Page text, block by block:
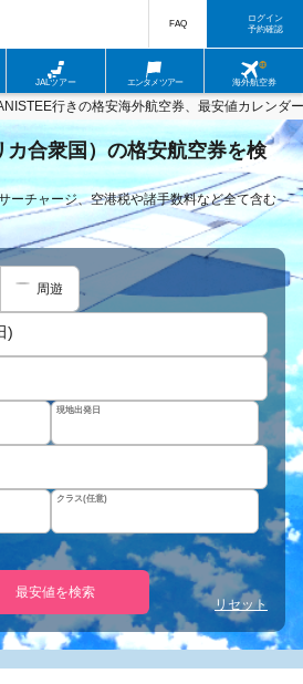
JALツアー エンタメツアー 海外航空券
FAQ
ログイン
予約確認
行きの格安海外航空券、最安値カレンダー
合衆国）の格安航空券を検
ーチャージ、空港税や諸手数料など全て含む
周遊
)
現地出発日
クラス(任意)
最安値を検索
リセット